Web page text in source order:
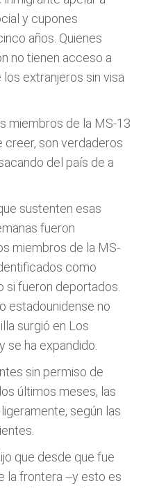
y cupones
años. Quienes
no tienen acceso a
extranjeros sin visa
miembros de la MS-13
creer, son verdaderos
del país de a
sustenten esas
fueron
miembros de la MS-
como
si fueron deportados.
estadounidense no
surgió en Los
se ha expandido.
sin permiso de
últimos meses, las
según las
que desde que fue
la frontera --y esto es